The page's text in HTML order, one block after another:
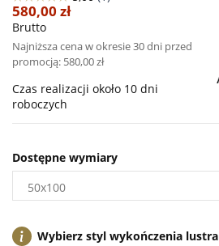
580,00 zł
Brutto
Najniższa cena w okresie 30 dni przed
promocją: 580,00 zł
Czas realizacji około 10 dni
roboczych
Wybierz styl wykończenia lustra
Dostępne wymiary